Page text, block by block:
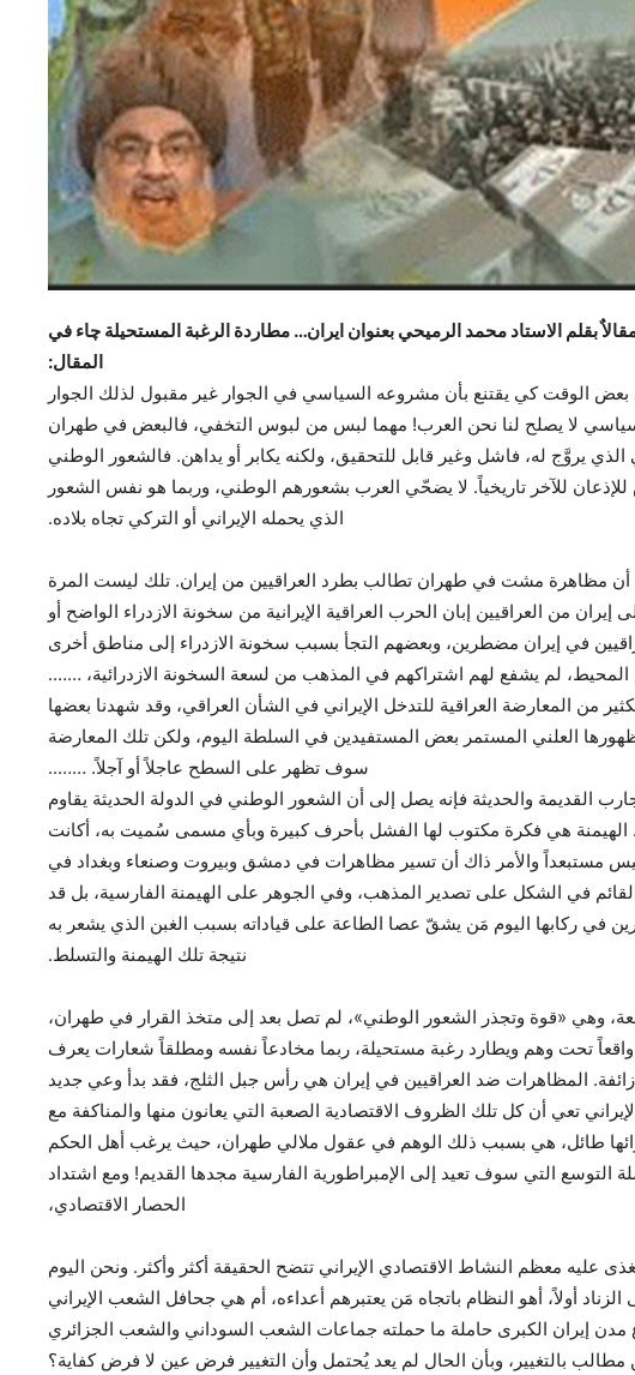
بقلم الاستاد محمد الرميحي بعنوان ايران… مطاردة الرغبة المستحيلة چاء في
المقال:
بعض الوقت كي يقتنع بأن مشروعه السياسي في الجوار غير مقبول لذلك الجوار
لا يصلح لنا نحن العرب! مهما لبس من لبوس التخفي، فالبعض في طهران
يروَّج له، فاشل وغير قابل للتحقيق، ولكنه يكابر أو يداهن. فالشعور الوطني
للآخر تاريخياً. لا يضحّي العرب بشعورهم الوطني، وربما هو نفس الشعور
الذي يحمله الإيراني أو التركي تجاه بلاده.
أن مظاهرة مشت في طهران تطالب بطرد العراقيين من إيران. تلك ليست المرة
إيران من العراقيين إبان الحرب العراقية الإيرانية من سخونة الازدراء الواضح أو
في إيران مضطرين، وبعضهم التجأ بسبب سخونة الازدراء إلى مناطق أخرى
المحيط، لم يشفع لهم اشتراكهم في المذهب من لسعة السخونة الازدرائية، …….
من المعارضة العراقية للتدخل الإيراني في الشأن العراقي، وقد شهدنا بعضها
العلني المستمر بعض المستفيدين في السلطة اليوم، ولكن تلك المعارضة
سوف تظهر على السطح عاجلاً أو آجلاً. ……..
القديمة والحديثة فإنه يصل إلى أن الشعور الوطني في الدولة الحديثة يقاوم
الهيمنة هي فكرة مكتوب لها الفشل بأحرف كبيرة وبأي مسمى سُميت به، أكانت
مستبعداً والأمر ذاك أن تسير مظاهرات في دمشق وبيروت وصنعاء وبغداد في
في الشكل على تصدير المذهب، وفي الجوهر على الهيمنة الفارسية، بل قد
في ركابها اليوم مَن يشقّ عصا الطاعة على قياداته بسبب الغبن الذي يشعر به
نتيجة تلك الهيمنة والتسلط.
وهي «قوة وتجذر الشعور الوطني»، لم تصل بعد إلى متخذ القرار في طهران،
تحت وهم ويطارد رغبة مستحيلة، ربما مخادعاً نفسه ومطلقاً شعارات يعرف
المظاهرات ضد العراقيين في إيران هي رأس جبل الثلج، فقد بدأ وعي جديد
تعي أن كل تلك الظروف الاقتصادية الصعبة التي يعانون منها والمناكفة مع
طائل، هي بسبب ذلك الوهم في عقول ملالي طهران، حيث يرغب أهل الحكم
التي سوف تعيد إلى الإمبراطورية الفارسية مجدها القديم! ومع اشتداد
الحصار الاقتصادي،
عليه معظم النشاط الاقتصادي الإيراني تتضح الحقيقة أكثر وأكثر. ونحن اليوم
أولاً، أهو النظام باتجاه مَن يعتبرهم أعداءه، أم هي جحافل الشعب الإيراني
إيران الكبرى حاملة ما حملته جماعات الشعب السوداني والشعب الجزائري
بالتغيير، وبأن الحال لم يعد يُحتمل وأن التغيير فرض عين لا فرض كفاية؟